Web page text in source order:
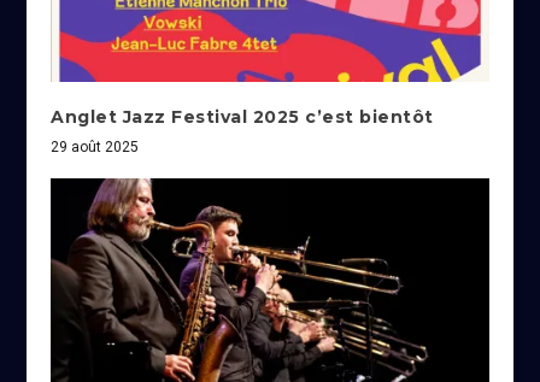
Anglet Jazz Festival 2025 c’est bientôt
29 août 2025